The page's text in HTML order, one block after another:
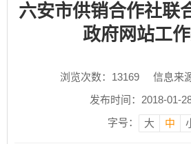
六安市供销合作社联
政府网站工
浏览次数： 13169
信息来
发布时间：2018-01-
字号：
大 中